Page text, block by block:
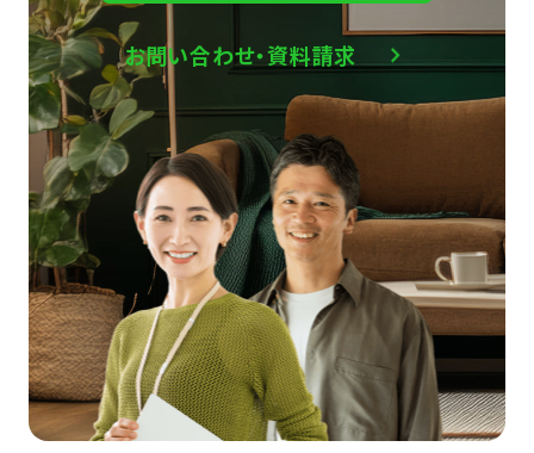
お問い合わせ・資料請求